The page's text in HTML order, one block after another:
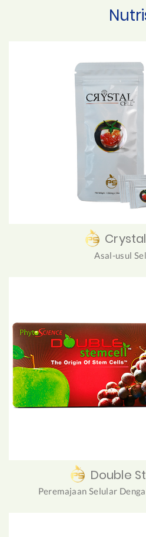
Asal-usul
Double
Peremajaan Selular